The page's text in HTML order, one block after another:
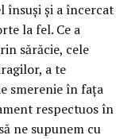
însuși și a încercat
la fel. Ce a
sărăcie, cele
a te
smerenie în fața
respectuos în
ne supunem cu